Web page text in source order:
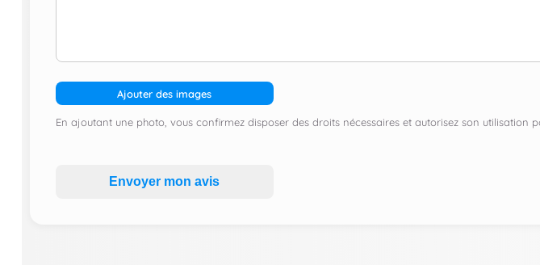
Ajouter des images
En ajoutant une photo, vous confirmez disposer des droits nécessaires et autorisez son utilisation
Envoyer mon avis